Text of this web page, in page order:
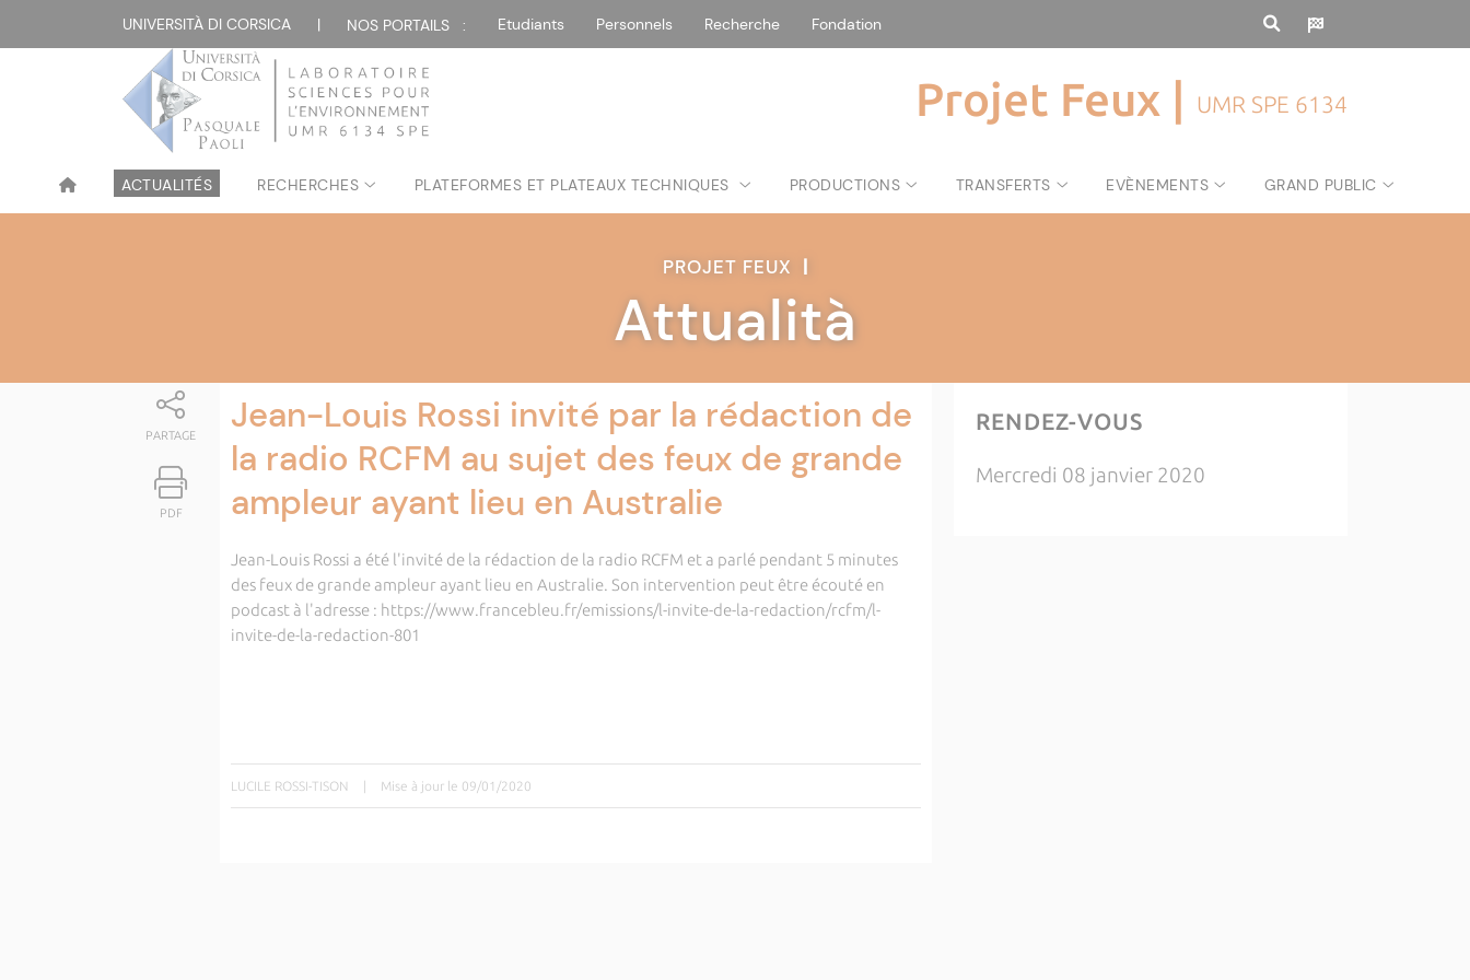
UNIVERSITÀ DI CORSICA | NOS PORTAILS : Etudiants Personnels Recherche Fondation
Projet Feux | UMR SPE 6134
ACTUALITÉS RECHERCHES PLATEFORMES ET PLATEAUX TECHNIQUES PRODUCTIONS TRANSFERTS EVÈNEMENTS GRAND PUBLIC
PROJET FEUX |
Attualità
PARTAGE
PDF
Jean-Louis Rossi invité par la rédaction de
la radio RCFM au sujet des feux de grande
ampleur ayant lieu en Australie
Jean-Louis Rossi a été l'invité de la rédaction de la radio RCFM et a parlé pendant 5 minutes
des feux de grande ampleur ayant lieu en Australie. Son intervention peut être écouté en
podcast à l'adresse : https://www.francebleu.fr/emissions/l-invite-de-la-redaction/rcfm/l-
invite-de-la-redaction-801
LUCILE ROSSI-TISON | Mise à jour le 09/01/2020
RENDEZ-VOUS
Mercredi 08 janvier 2020